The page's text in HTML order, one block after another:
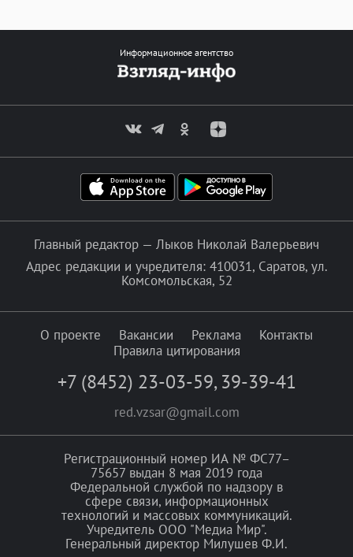
Информационное агентство
Главный редактор — Лыков Николай Валерьевич
Адрес редакции и учредителя: 410031, Саратов, ул.
Комсомольская, 52
О проекте Вакансии Реклама
Контакты
Правила цитирования
+7 (8452) 23-03-59, 39-39-41
red.vzsar@gmail.com
Регистрационный номер ИА № ФС77–
75657 выдан 8 мая 2019 года
Федеральной службой по надзору в
сфере связи, информационных
технологий и массовых коммуникаций.
Учредитель ООО "Медиа Мир".
Генеральный директор Милушев Ф.И.